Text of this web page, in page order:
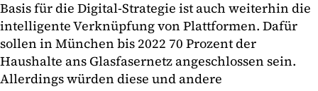
Basis für die Digital-Strategie ist auch weiterhin die
intelligente Verknüpfung von Plattformen. Dafür
sollen in München bis 2022 70 Prozent der
Haushalte ans Glasfasernetz angeschlossen sein.
Allerdings würden diese und andere